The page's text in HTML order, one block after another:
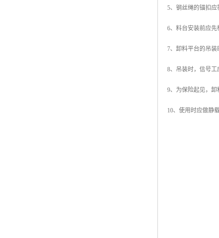
5、钢丝绳的锚扣应
6、料台安装前应先
7、卸料平台的吊装
8、吊装时，信号工
9、为保险起见，卸
10、使用时应做静